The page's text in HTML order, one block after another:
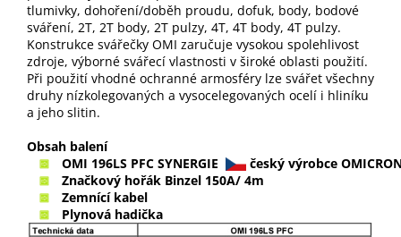
tlumivky, dohoření/doběh proudu, dofuk, body, bodové
sváření, 2T, 2T body, 2T pulzy, 4T, 4T body, 4T pulzy.
Konstrukce svářečky OMI zaručuje vysokou spolehlivost
zdroje, výborné svářecí vlastnosti v široké oblasti použití.
Při použití vhodné ochranné armosféry lze svářet všechny
druhy nízkolegovaných a vysocelegovaných ocelí i hliníku
a jeho slitin.
Obsah balení
OMI 196LS PFC SYNERGIE
český výrobce
Značkový hořák Binzel 150A/ 4m
Zemnící kabel
Plynová hadička